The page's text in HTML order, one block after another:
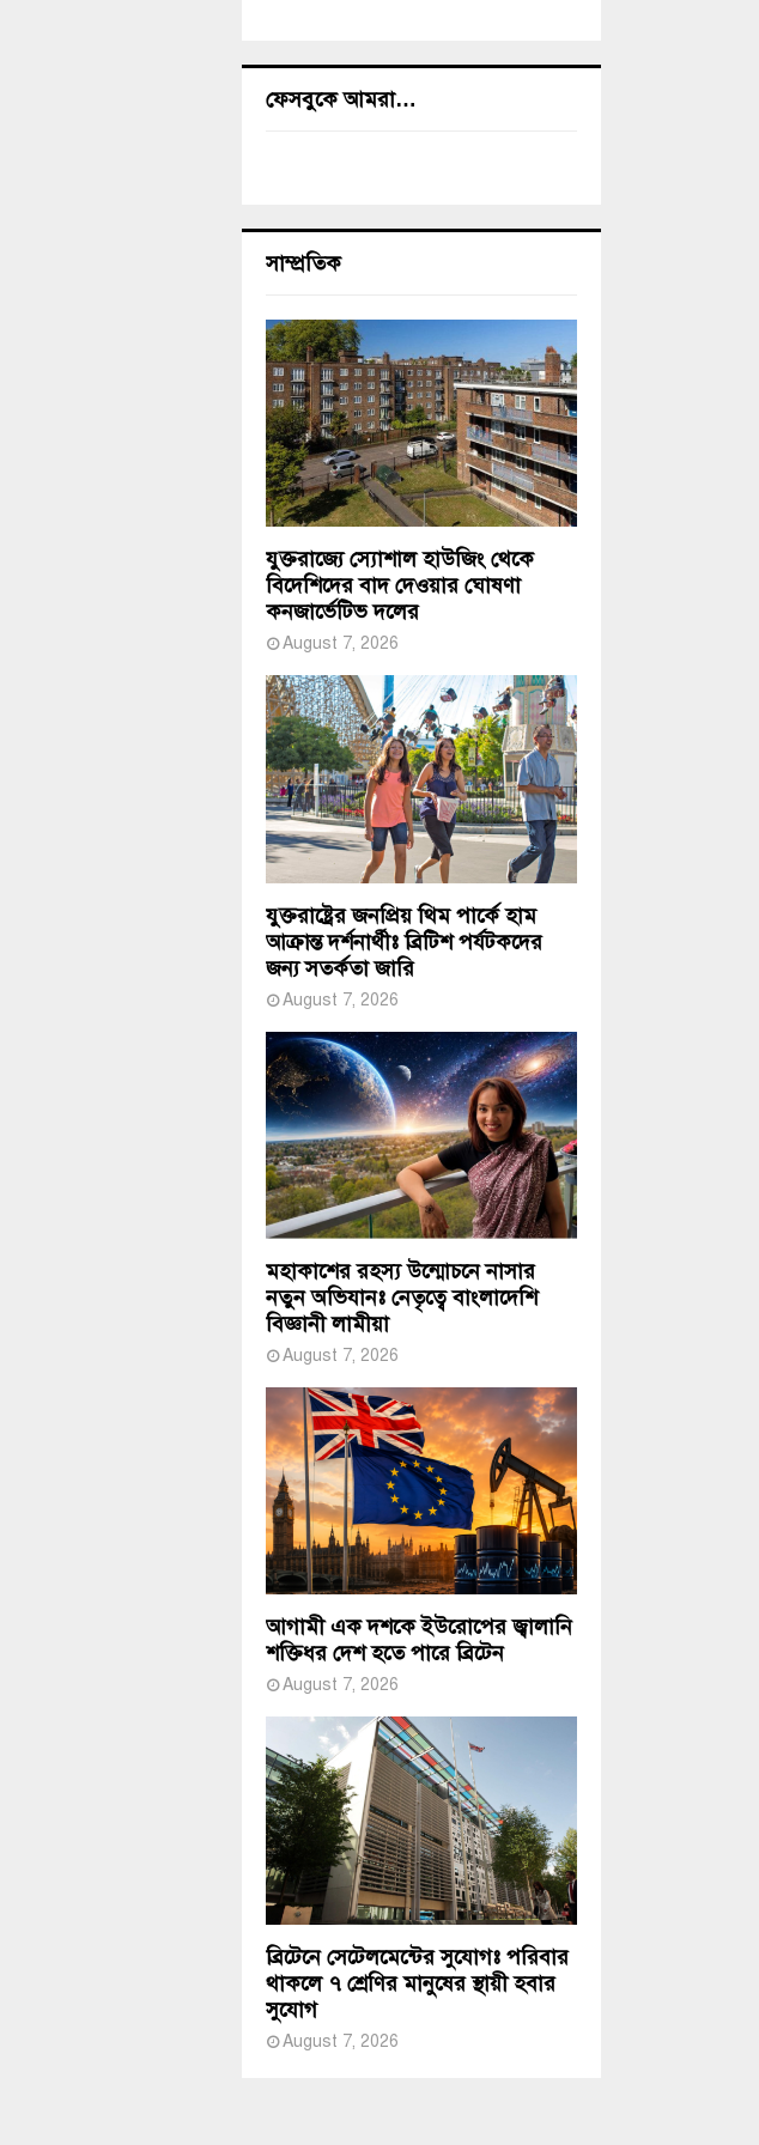
ফেসবুকে আমরা…
সাম্প্রতিক
যুক্তরাজ্যে স্যোশাল হাউজিং থেকে
বিদেশিদের বাদ দেওয়ার ঘোষণা
কনজার্ভেটিভ দলের
August 7, 2026
যুক্তরাষ্ট্রের জনপ্রিয় থিম পার্কে হাম
আক্রান্ত দর্শনার্থীঃ ব্রিটিশ পর্যটকদের
জন্য সতর্কতা জারি
August 7, 2026
মহাকাশের রহস্য উন্মোচনে নাসার
নতুন অভিযানঃ নেতৃত্বে বাংলাদেশি
বিজ্ঞানী লামীয়া
August 7, 2026
আগামী এক দশকে ইউরোপের জ্বালানি
শক্তিধর দেশ হতে পারে ব্রিটেন
August 7, 2026
ব্রিটেনে সেটেলমেন্টের সুযোগঃ পরিবার
থাকলে ৭ শ্রেণির মানুষের স্থায়ী হবার
সুযোগ
August 7, 2026